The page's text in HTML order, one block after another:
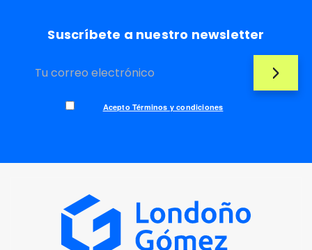
Suscríbete a nuestro newsletter
Acepto Términos y condiciones